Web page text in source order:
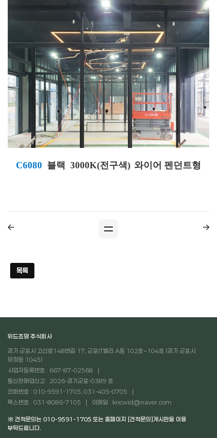
C6080 블랙 3000K(전구색) 와이어 펜던트형
목록
위드조명 주식회사
경기 군포시 고산로148번길 17, 군포IT밸리 A동 102호~104호 (경기 군포시
당정동 1045)
사업자등록번호 : 667-87-02568
통신판매업신고 : 2026-경기군포-0389 호
전화번호 : 010-9591-1705, 031-405-0705
팩스번호 : 031-8086-7105
이메일 : kncwid@naver.com
※ 견적문의는 010-9591-1705 또는 홈페이지 [견적문의]게시판을 이용
부탁드립니다.